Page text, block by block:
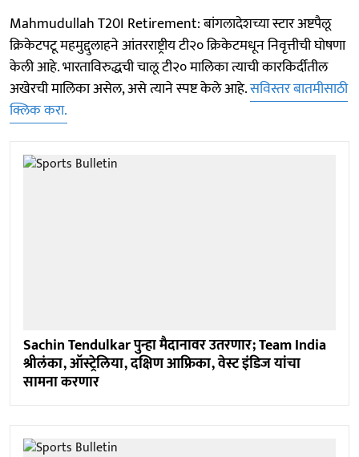
Mahmudullah T20I Retirement: बांगलादेशच्या स्टार अष्टपैलू
क्रिकेटपटू महमुद्दुलाहने आंतरराष्ट्रीय टी२० क्रिकेटमधून निवृत्तीची घोषणा
केली आहे. भारताविरुद्धची चालू टी२० मालिका त्याची कारकिर्दीतील
अखेरची मालिका असेल, असे त्याने स्पष्ट केले आहे.सविस्तर बातमीसाठी
क्लिक करा.
Sachin Tendulkar पुन्हा मैदानावर उतरणार; Team India
श्रीलंका, ऑस्ट्रेलिया, दक्षिण आफ्रिका, वेस्ट इंडिज यांचा
सामना करणार